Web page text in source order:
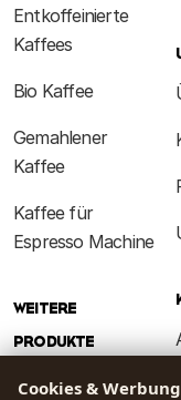
Entkoffeinierte
Kaffees
Bio Kaffee
Gemahlener
Kaffee
Kaffee für
Espresso Machine
WEITERE
PRODUKTE
Tee
Cookies & Werbung